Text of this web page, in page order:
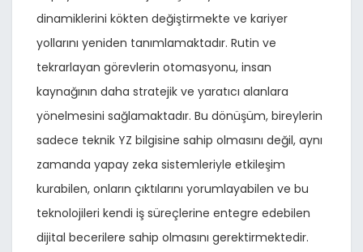
dinamiklerini kökten değiştirmekte ve kariyer
yollarını yeniden tanımlamaktadır. Rutin ve
tekrarlayan görevlerin otomasyonu, insan
kaynağının daha stratejik ve yaratıcı alanlara
yönelmesini sağlamaktadır. Bu dönüşüm, bireylerin
sadece teknik YZ bilgisine sahip olmasını değil, aynı
zamanda yapay zeka sistemleriyle etkileşim
kurabilen, onların çıktılarını yorumlayabilen ve bu
teknolojileri kendi iş süreçlerine entegre edebilen
dijital becerilere sahip olmasını gerektirmektedir.